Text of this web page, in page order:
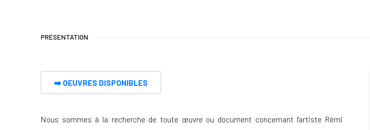
PRÉSENTATION
➡️ OEUVRES DISPONIBLES
Nous sommes à la recherche de toute œuvre ou document concernant l'artiste Rémi